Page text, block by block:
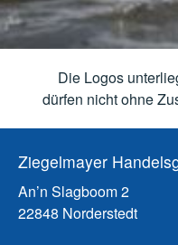
Die Logos
dürfen nicht ohne
Ziegelmayer
An’n Slagboom 2
22848 Norderstedt